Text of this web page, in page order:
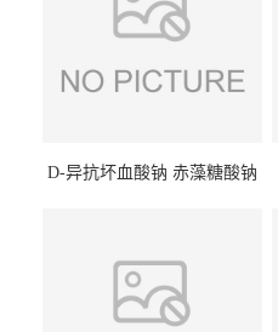
D-异抗坏血酸钠 赤藻糖酸钠